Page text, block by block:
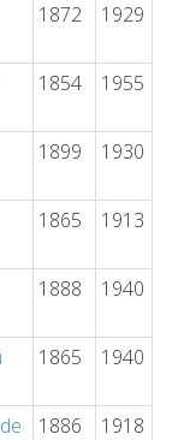
1872 1929
1854 1955
1899 1930
1865 1913
1888 1940
1865 1940
1886 1918